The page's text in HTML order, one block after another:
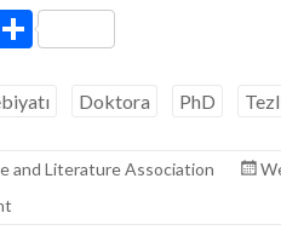
S
ar
Doktora PhD
and Literature Association